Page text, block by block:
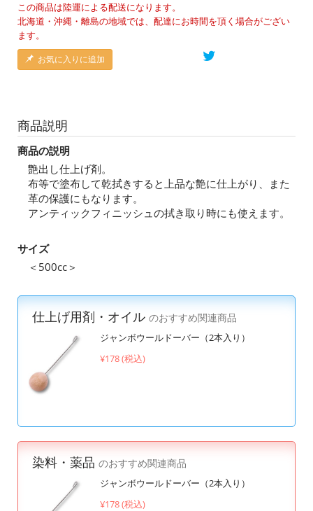
この商品は陸運による配送になります。
北海道・沖縄・離島の地域では、配達にお時間を頂く場合がござい
ます。
お気に入りに追加
商品説明
商品の説明
艶出し仕上げ剤。
布等で塗布して乾拭きすると上品な艶に仕上がり、また
革の保護にもなります。
アンティックフィニッシュの拭き取り時にも使えます。
サイズ
＜500cc＞
仕上げ用剤・オイル のおすすめ関連商品
ジャンボウールドーバー（2本入り）
¥178 (税込)
染料・薬品 のおすすめ関連商品
ジャンボウールドーバー（2本入り）
¥178 (税込)